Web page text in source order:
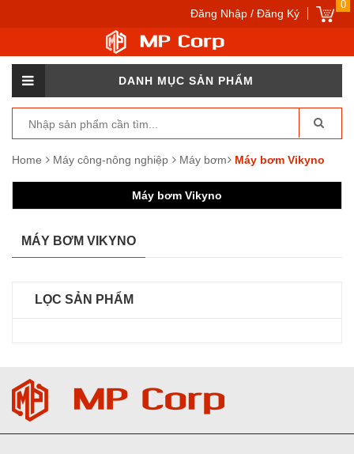
0
Đăng Nhập / Đăng Ký
DANH MỤC SẢN PHẨM
Home Máy công-nông nghiệp Máy bơm Máy bơm Vikyno
Máy bơm Vikyno
MÁY BƠM VIKYNO
LỌC SẢN PHẨM